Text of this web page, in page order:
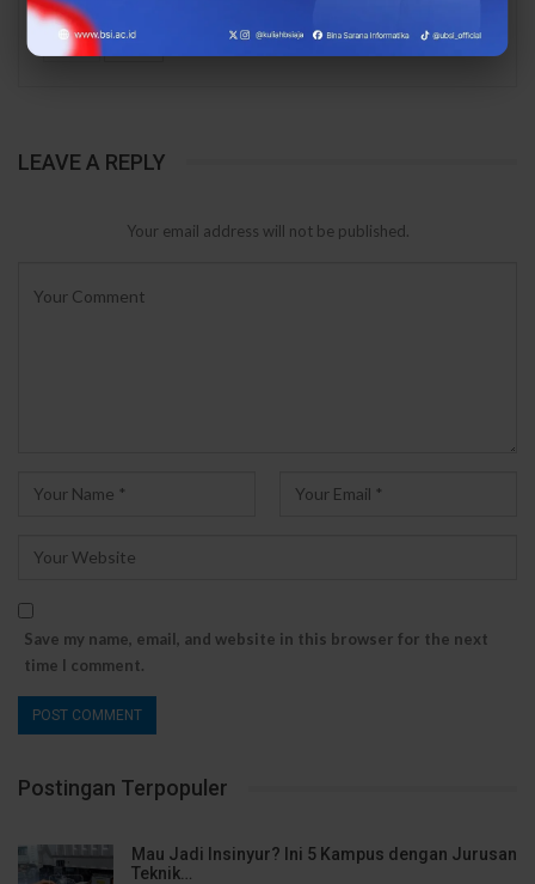
PREV
LEAVE A REPLY
Your email address will not be published.
Save my name, email, and website in this browser for the next
time I comment.
Postingan Terpopuler
Mau Jadi Insinyur? Ini 5 Kampus dengan Jurusan
Teknik…